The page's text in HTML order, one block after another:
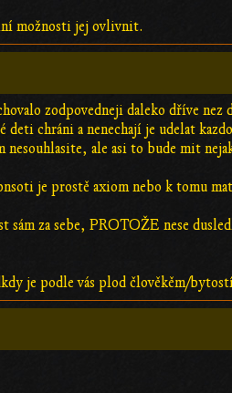
možnosti jej ovlivnit.
zodpovedneji daleko dříve
chráni a nenechají je udelat
ale asi to bude mit
je prostě axiom nebo k tomu
sám za sebe, PROTOŽE nese
je podle vás plod člověkěm/